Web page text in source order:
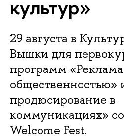
культур»
29 августа в
Вышки для
программ «Реклама
общественностью»
продюсирование в
коммуникациях»
Welcome Fest.